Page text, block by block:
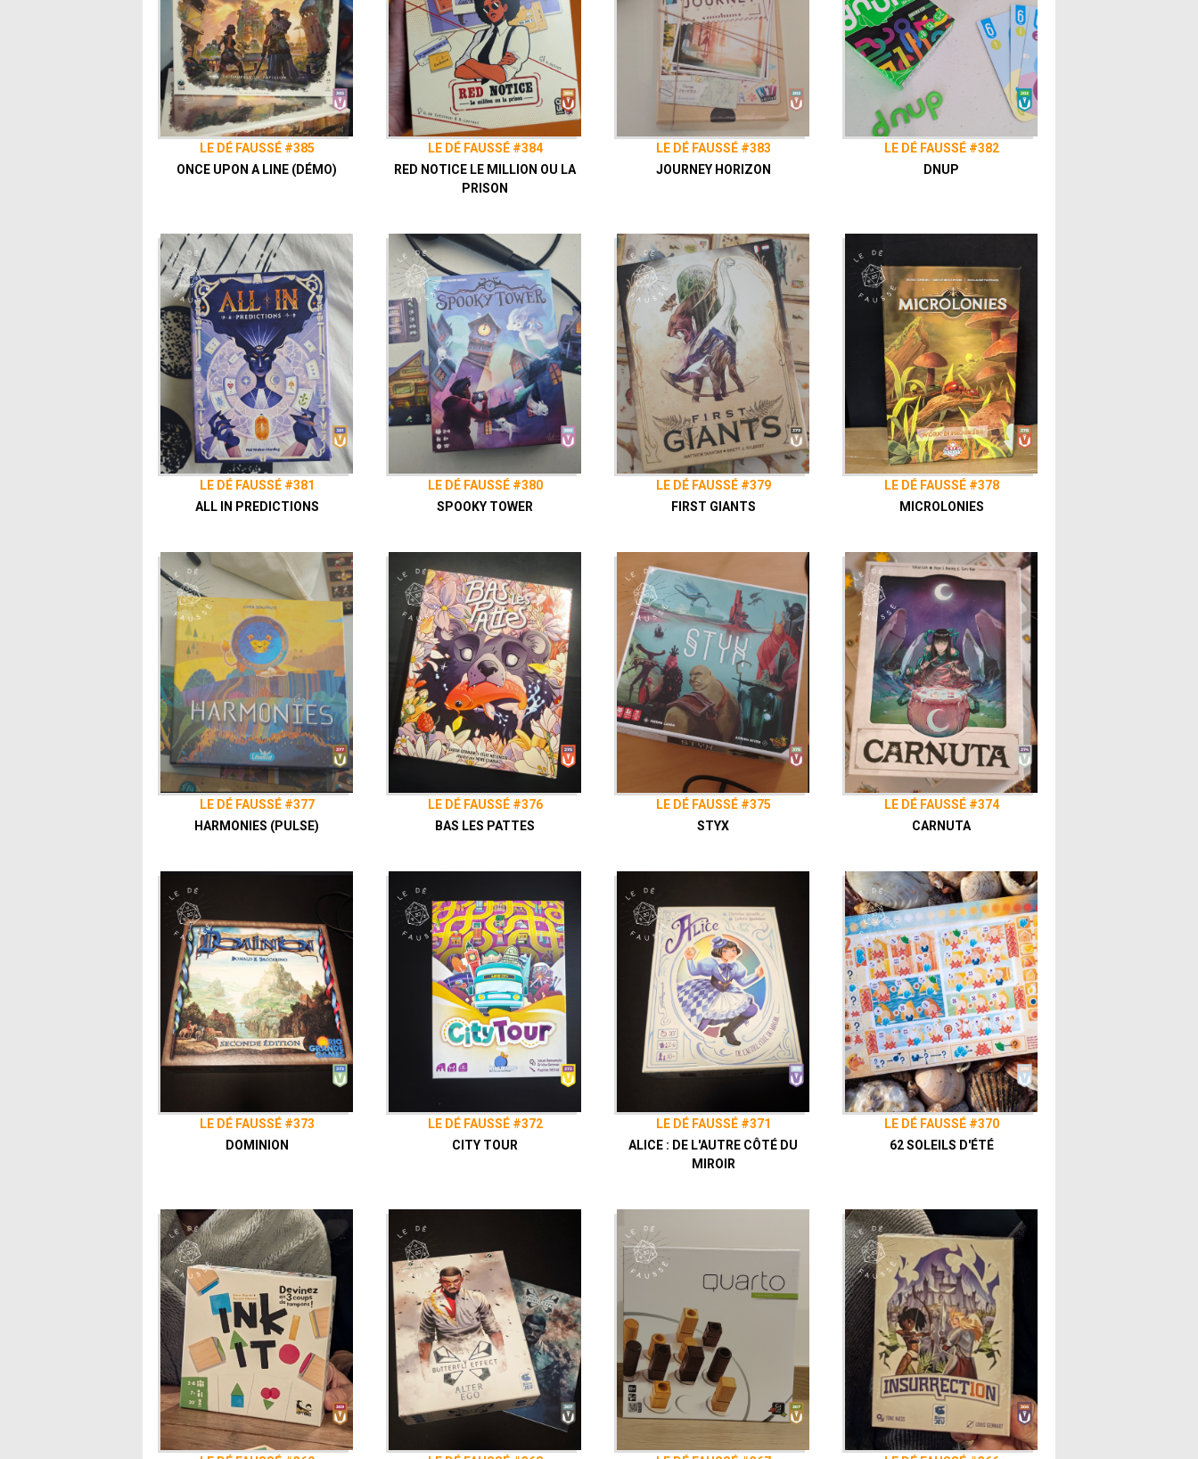
LE DÉ FAUSSÉ #385
ONCE UPON A LINE (DÉMO)
LE DÉ FAUSSÉ #384
RED NOTICE LE MILLION OU LA
PRISON
LE DÉ FAUSSÉ #383
JOURNEY HORIZON
LE DÉ FAUSSÉ #382
DNUP
LE DÉ FAUSSÉ #381
ALL IN PREDICTIONS
LE DÉ FAUSSÉ #380
SPOOKY TOWER
LE DÉ FAUSSÉ #379
FIRST GIANTS
LE DÉ FAUSSÉ #378
MICROLONIES
LE DÉ FAUSSÉ #377
HARMONIES (PULSE)
LE DÉ FAUSSÉ #376
BAS LES PATTES
LE DÉ FAUSSÉ #375
STYX
LE DÉ FAUSSÉ #374
CARNUTA
LE DÉ FAUSSÉ #373
DOMINION
LE DÉ FAUSSÉ #372
CITY TOUR
LE DÉ FAUSSÉ #371
ALICE : DE L'AUTRE CÔTÉ DU
MIROIR
LE DÉ FAUSSÉ #370
62 SOLEILS D'ÉTÉ